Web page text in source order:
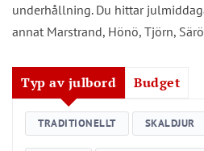
underhållning. Du hittar
annat Marstrand, Hönö, Tjörn,
Typ av julbord Budget
TRADITIONELLT SKALDJUR